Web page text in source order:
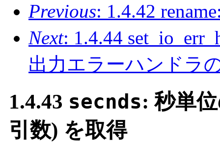
Previous: 1.4.42
Next: 1.4.44
出力エラーハンドラ
1.4.43 secnds: 秒単
引数) を取得